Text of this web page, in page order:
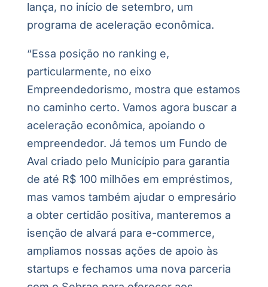
lança, no início de setembro, um
programa de aceleração econômica.
“Essa posição no ranking e,
particularmente, no eixo
Empreendedorismo, mostra que estamos
no caminho certo. Vamos agora buscar a
aceleração econômica, apoiando o
empreendedor. Já temos um Fundo de
Aval criado pelo Município para garantia
de até R$ 100 milhões em empréstimos,
mas vamos também ajudar o empresário
a obter certidão positiva, manteremos a
isenção de alvará para e-commerce,
ampliamos nossas ações de apoio às
startups e fechamos uma nova parceria